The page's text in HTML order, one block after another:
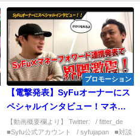
プロモーション
【電撃発表】SyFuオーナーにス
ペシャルインタビュー！マネー
フォワードと連携はヤバすぎだ
ろ！！
【動画概要欄より】 Twitter: / fitter_de
■Syfu公式アカウント / syfujapan ■対談